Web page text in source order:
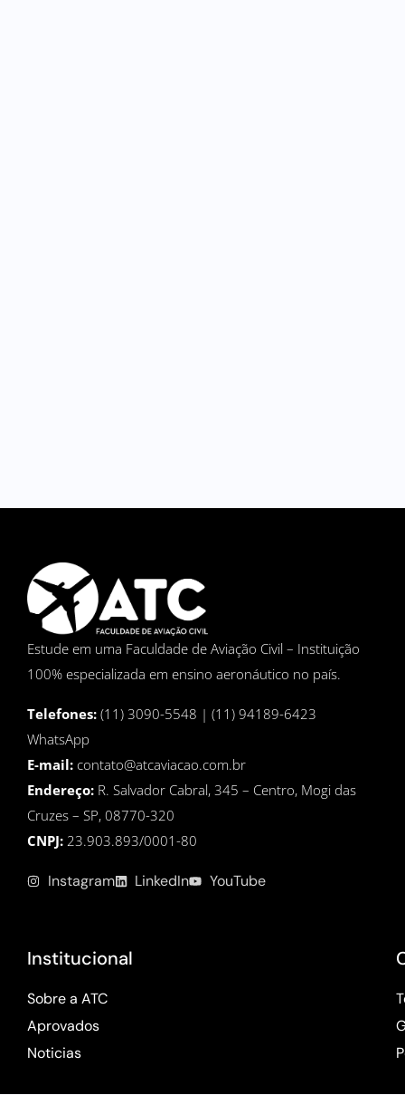
Estude em uma Faculdade de Aviação Civil – Instituição
100% especializada em ensino aeronáutico no país.
Telefones: (11) 3090-5548 | (11) 94189-6423
WhatsApp
E-mail: contato@atcaviacao.com.br
Endereço: R. Salvador Cabral, 345 – Centro, Mogi das
Cruzes – SP, 08770-320
CNPJ: 23.903.893/0001-80
Instagram LinkedIn YouTube
Institucional
Sobre a ATC
Aprovados
Noticias